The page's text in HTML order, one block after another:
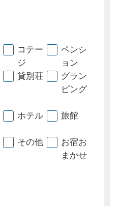
コテー
ジ
ペンシ
ョン
貸別荘
グラン
ピング
ホテル 旅館
その他
お宿お
まかせ